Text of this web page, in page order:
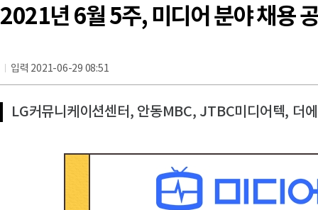
2021년 6월 5주, 미디어 분야 채용
입력 2021-06-29 08:51
LG커뮤니케이션센터, 안동MBC, JTBC미디어텍, 더